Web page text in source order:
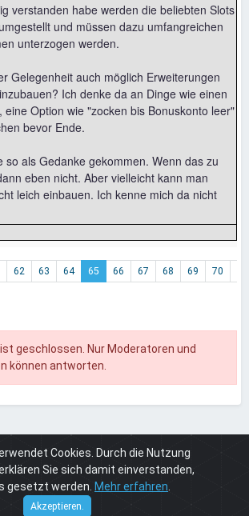
verstanden habe werden die beliebten Slots
und müssen dazu umfangreichen
unterzogen werden.
Gelegenheit auch möglich Erweiterungen
Ich denke da an Dinge wie einen
eine Option wie "zocken bis Bonuskonto leer"
bevor Ende.
so als Gedanke gekommen. Wenn das zu
eben nicht. Aber vielleicht kann man
leich einbauen. Ich kenne mich da nicht
62 63 64 65 66 67 68 69 70
geschlossen. Nur Moderatoren und
können antworten.
Cuneros Seiten
Seitenvorstellungen
Offizieller Weblose.fun Thread
Cookies. Durch die Nutzung
Sie sich damit einverstanden,
gesetzt werden. Mehr erfahren
Akzeptieren.